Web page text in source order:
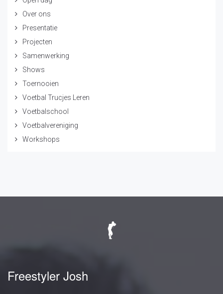
Over ons
Presentatie
Projecten
Samenwerking
Shows
Toernooien
Voetbal Trucjes Leren
Voetbalschool
Voetbalvereniging
Workshops
Freestyler Josh